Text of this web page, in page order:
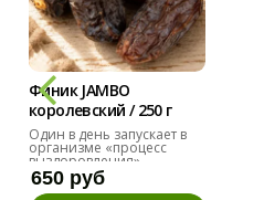
Финик JAMBO
королевский / 250 г
Один в день запускает в
организме «процесс
выздоровления».
650 руб